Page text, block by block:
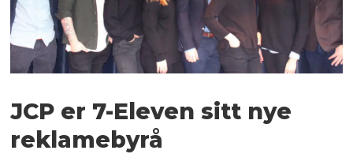
JCP er 7-Eleven sitt nye
reklamebyrå